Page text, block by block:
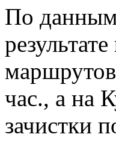
По данным
час., а на
зачистки